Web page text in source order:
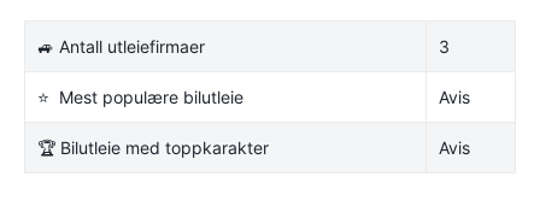
🚙 Antall utleiefirmaer 3
⭐ Mest populære bilutleie Avis
🏆 Bilutleie med toppkarakter Avis